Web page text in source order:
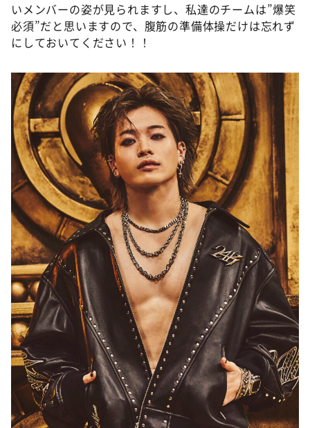
いメンバーの姿が見られますし、私達のチームは”爆笑
必須”だと思いますので、腹筋の準備体操だけは忘れず
にしておいてください！！